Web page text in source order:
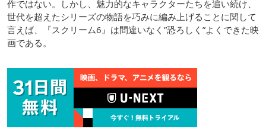
作ではない。しかし、魅力的なキャラクターたちを追い続け、
世代を超えたシリーズの物語を巧みに編み上げることに関して
言えば、『スクリーム6』は間違いなく”恐ろしく”よくできた映
画である。